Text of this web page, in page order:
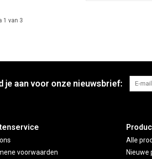
1 van 3
je aan voor onze nieuwsbrief:
voorwaarden
Alle
Nieuwe